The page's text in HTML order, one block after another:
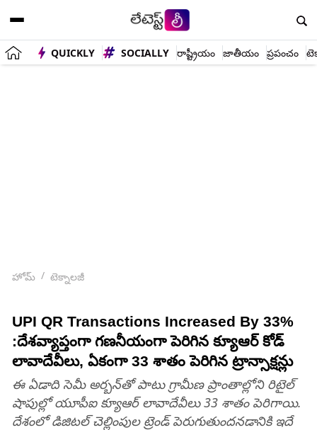
QUICKLY SOCIALLY రాష్ట్రీయం జాతీయం ప్రపంచం
హోమ్ టెక్నాలజీ
UPI QR Transactions Increased By 33%
:దేశ‌వ్యాప్తంగా గ‌ణ‌నీయంగా పెరిగిన క్యూఆర్ కోడ్
లావాదేవీలు, ఏకంగా 33 శాతం పెరిగిన ట్రాన్సాక్ష‌న్లు
ఈ ఏడాది సెమీ అర్బన్‌తో పాటు గ్రామీణ ప్రాంతాల్లోని రిటైల్‌
షాపుల్లో యూపీఐ క్యూఆర్‌ లావాదేవీలు 33 శాతం పెరిగాయి.
దేశంలో డిజిటల్‌ చెల్లింపుల ట్రెండ్‌ పెరుగుతుందనడానికి ఇదే